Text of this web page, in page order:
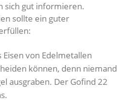
sich gut informieren.
sollte ein guter
Eisen von Edelmetallen
können, denn niemand
ausgraben. Der Gofind 22